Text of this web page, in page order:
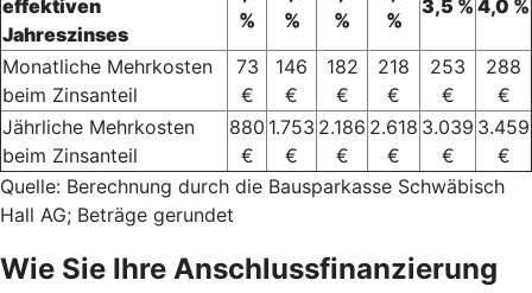
effektiven
Jahreszinses
%
%
%
%
3,5 % 4,0 %
Monatliche Mehrkosten
beim Zinsanteil
73
€
146
€
182
€
218
€
253
€
288
€
Jährliche Mehrkosten
beim Zinsanteil
880
€
1.753
€
2.186
€
2.618
€
3.039
€
3.459
€
Quelle: Berechnung durch die Bausparkasse Schwäbisch
Hall AG; Beträge gerundet
Wie Sie Ihre Anschlussfinanzierung